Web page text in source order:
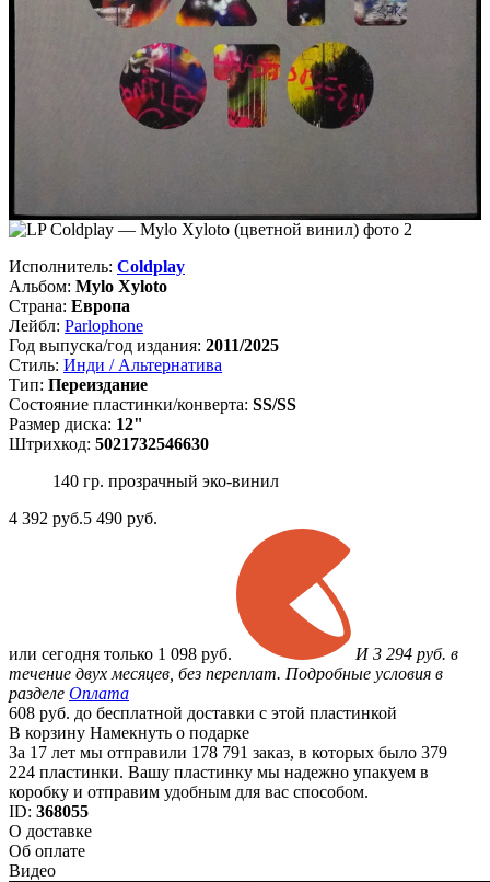
Исполнитель: Coldplay
Альбом: Mylo Xyloto
Страна: Европа
Лейбл: Parlophone
Год выпуска/год издания: 2011/2025
Стиль: Инди / Альтернатива
Тип: Переиздание
Состояние пластинки/конверта: SS/SS
Размер диска: 12"
Штрихкод: 5021732546630
140 гр. прозрачный эко-винил
4 392 руб.5 490 руб.
или сегодня только 1 098 руб.
И 3 294 руб. в
течение двух месяцев, без переплат. Подробные условия в
разделе Оплата
608 руб. до бесплатной доставки с этой пластинкой
В корзину Намекнуть о подарке
За 17 лет мы отправили 178 791 заказ, в которых было 379
224 пластинки. Вашу пластинку мы надежно упакуем в
коробку и отправим удобным для вас способом.
ID: 368055
О доставке
Об оплате
Видео